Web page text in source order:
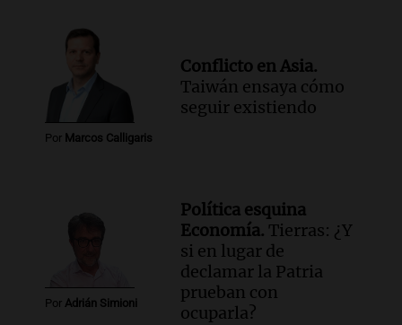
Por Marcos Calligaris
Conflicto en Asia.
Taiwán ensaya cómo
seguir existiendo
Por Adrián Simioni
Política esquina
Economía. Tierras: ¿Y
si en lugar de
declamar la Patria
prueban con
ocuparla?